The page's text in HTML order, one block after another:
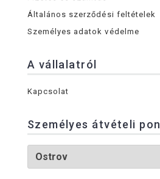
Általános szerződési feltételek
Személyes adatok védelme
A vállalatról
Kapcsolat
Személyes átvételi